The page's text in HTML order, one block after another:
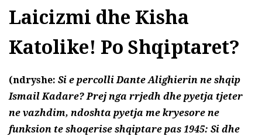
Laicizmi dhe Kisha
Katolike! Po Shqiptaret?
(ndryshe: Si e percolli Dante Alighierin ne shqip
Ismail Kadare? Prej nga rrjedh dhe pyetja tjeter
ne vazhdim, ndoshta pyetja me kryesore ne
funksion te shoqerise shqiptare pas 1945: Si dhe